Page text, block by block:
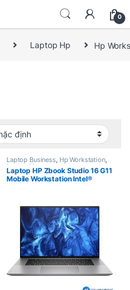
0
Laptop Hp Hp
Laptop Business, Hp Workstation,
Laptop Hp
Laptop HP Zbook Studio 16 G11
Mobile Workstation Intel®
4K Oled 120Hz / Win 11 Pro